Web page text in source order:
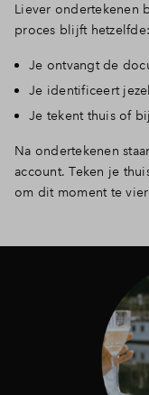
Liever ondertekenen
proces blijft hetzelfde:
Je ontvangt de
Je identificeert
Je tekent thuis of
Na ondertekenen
account. Teken je
om dit moment te